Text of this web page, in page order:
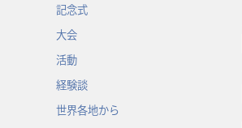
記念式
大会
活動
経験談
世界各地から